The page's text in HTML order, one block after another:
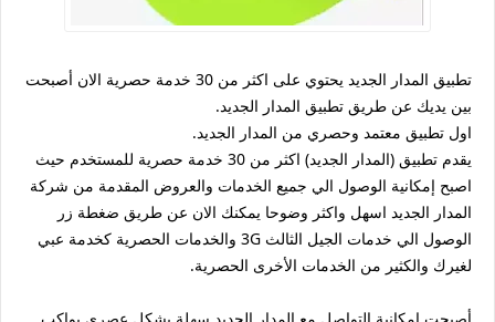
تطبيق المدار الجديد يحتوي على اكثر من 30 خدمة حصرية الان أصبحت
بين يديك عن طريق تطبيق المدار الجديد.
اول تطبيق معتمد وحصري من المدار الجديد.
يقدم تطبيق (المدار الجديد) اكثر من 30 خدمة حصرية للمستخدم حيث
اصبح إمكانية الوصول الي جميع الخدمات والعروض المقدمة من شركة
المدار الجديد اسهل واكثر وضوحا يمكنك الان عن طريق ضغطة زر
الوصول الي خدمات الجيل الثالث 3G والخدمات الحصرية كخدمة عبي
لغيرك والكثير من الخدمات الأخرى الحصرية.